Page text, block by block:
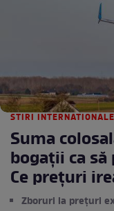
STIRI INTERNATIONALE
Suma
bogații ca
Ce prețuri
Zboruri la prețuri